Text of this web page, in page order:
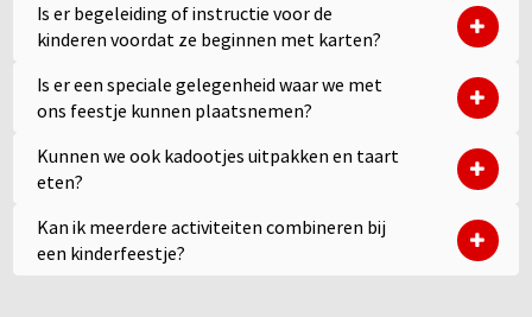
Is er begeleiding of instructie voor de
kinderen voordat ze beginnen met karten?
Is er een speciale gelegenheid waar we met
ons feestje kunnen plaatsnemen?
Kunnen we ook kadootjes uitpakken en taart
eten?
Kan ik meerdere activiteiten combineren bij
een kinderfeestje?